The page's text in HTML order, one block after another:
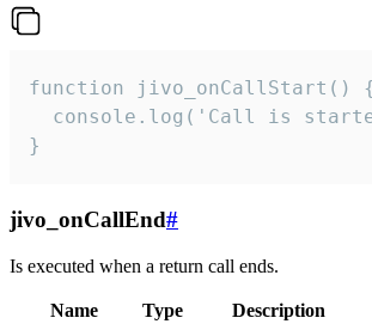
function jivo_onCallStart() {
console.log('Call is
}
jivo_onCallEnd#
Is executed when a return call ends.
Name Type
Description